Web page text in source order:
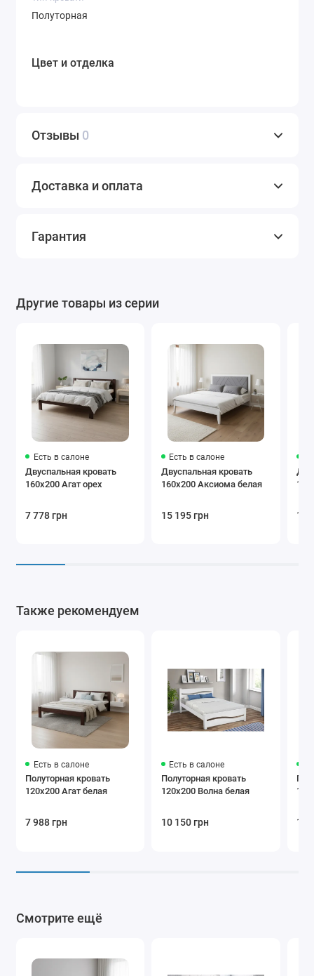
Полуторная
Цвет и отделка
Отзывы 0
Доставка и оплата
Гарантия
Другие товары из серии
Есть в салоне
Двуспальная кровать
160х200 Агат орех
7 778 грн
Есть в салоне
Двуспальная кровать
160х200 Аксиома белая
15 195 грн 12
Также рекомендуем
Есть в салоне
Полуторная кровать
120х200 Агат белая
7 988 грн
Есть в салоне
Полуторная кровать
120х200 Волна белая
10 150 грн 12
Смотрите ещё